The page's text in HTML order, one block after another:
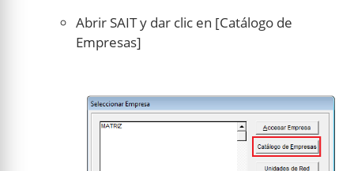
Abrir SAIT y dar clic en [Catálogo de
Empresas]